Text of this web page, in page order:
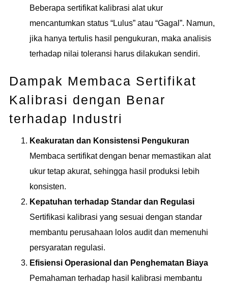
Beberapa sertifikat kalibrasi alat ukur
mencantumkan status “Lulus” atau “Gagal”. Namun,
jika hanya tertulis hasil pengukuran, maka analisis
terhadap nilai toleransi harus dilakukan sendiri.
Dampak Membaca Sertifikat
Kalibrasi dengan Benar
terhadap Industri
Keakuratan dan Konsistensi Pengukuran
Membaca sertifikat dengan benar memastikan alat
ukur tetap akurat, sehingga hasil produksi lebih
konsisten.
Kepatuhan terhadap Standar dan Regulasi
Sertifikasi kalibrasi yang sesuai dengan standar
membantu perusahaan lolos audit dan memenuhi
persyaratan regulasi.
Efisiensi Operasional dan Penghematan Biaya
Pemahaman terhadap hasil kalibrasi membantu